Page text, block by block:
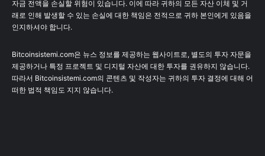
자금 전액을 손실할 위험이 있습니다. 이에 따라 귀하의 모든 자산 이체 및 거
래로 인해 발생할 수 있는 손실에 대한 책임은 전적으로 귀하 본인에게 있음을
인지하셔야 합니다.
Bitcoinsistemi.com은 뉴스 정보를 제공하는 웹사이트로, 별도의 투자 자문을
제공하거나 특정 프로젝트 및 디지털 자산에 대한 투자를 권유하지 않습니다.
따라서 Bitcoinsistemi.com의 콘텐츠 및 작성자는 귀하의 투자 결정에 대해 어
떠한 법적 책임도 지지 않습니다.